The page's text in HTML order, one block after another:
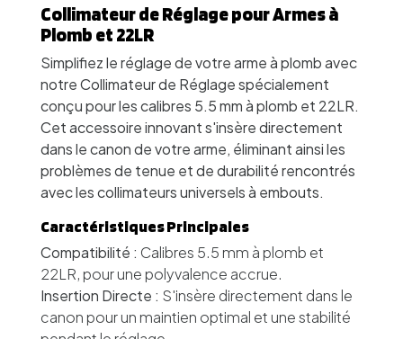
Collimateur de Réglage pour Armes à
Plomb et 22LR
Simplifiez le réglage de votre arme à plomb avec
notre Collimateur de Réglage spécialement
conçu pour les calibres 5.5 mm à plomb et 22LR.
Cet accessoire innovant s'insère directement
dans le canon de votre arme, éliminant ainsi les
problèmes de tenue et de durabilité rencontrés
avec les collimateurs universels à embouts.
Caractéristiques Principales
Compatibilité : Calibres 5.5 mm à plomb et
22LR, pour une polyvalence accrue.
Insertion Directe : S'insère directement dans le
canon pour un maintien optimal et une stabilité